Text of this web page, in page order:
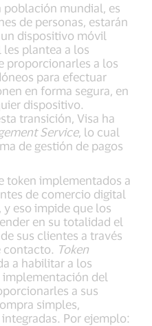
población mundial, es
de personas, estarán
dispositivo móvil
les plantea a los
proporcionarles a los
para efectuar
en forma segura, en
dispositivo.
transición, Visa ha
Service, lo cual
de gestión de pagos
token implementados a
de comercio digital
y eso impide que los
en su totalidad el
sus clientes a través
contacto. Token
a habilitar a los
del
a sus
simples,
Por ejemplo: